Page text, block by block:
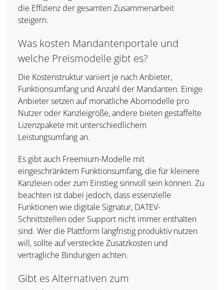
die Effizienz der gesamten Zusammenarbeit
steigern.
Was kosten Mandantenportale und
welche Preismodelle gibt es?
Die Kostenstruktur variiert je nach Anbieter,
Funktionsumfang und Anzahl der Mandanten. Einige
Anbieter setzen auf monatliche Abomodelle pro
Nutzer oder Kanzleigröße, andere bieten gestaffelte
Lizenzpakete mit unterschiedlichem
Leistungsumfang an.
Es gibt auch Freemium-Modelle mit
eingeschränktem Funktionsumfang, die für kleinere
Kanzleien oder zum Einstieg sinnvoll sein können. Zu
beachten ist dabei jedoch, dass essenzielle
Funktionen wie digitale Signatur, DATEV-
Schnittstellen oder Support nicht immer enthalten
sind. Wer die Plattform langfristig produktiv nutzen
will, sollte auf versteckte Zusatzkosten und
vertragliche Bindungen achten.
Gibt es Alternativen zum